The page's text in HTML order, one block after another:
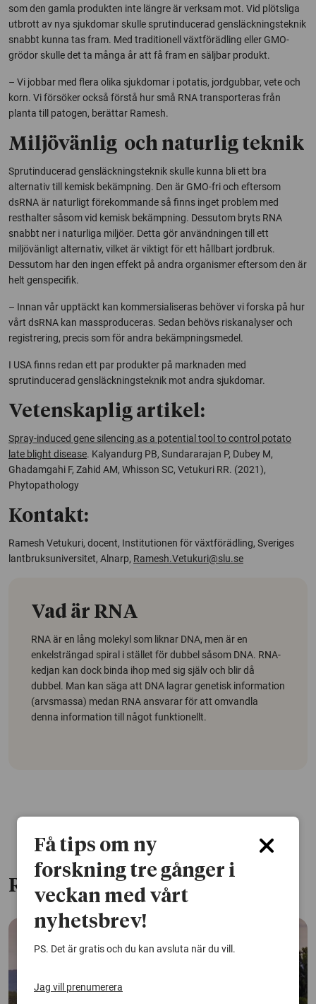
som den gamla produkten inte längre är verksam mot. Vid plötsliga
utbrott av nya sjukdomar skulle sprutinducerad gensläckningsteknik
snabbt kunna tas fram. Med traditionell växtförädling eller GMO-
grödor skulle det ta många år att få fram en säljbar produkt.
– Vi jobbar med flera olika sjukdomar i potatis, jordgubbar, vete och
korn. Vi försöker också förstå hur små RNA transporteras från
planta till patogen, berättar Ramesh.
Miljövänlig och naturlig teknik
Sprutinducerad gensläckningsteknik skulle kunna bli ett bra
alternativ till kemisk bekämpning. Den är GMO-fri och eftersom
dsRNA är naturligt förekommande så finns inget problem med
resthalter såsom vid kemisk bekämpning. Dessutom bryts RNA
snabbt ner i naturliga miljöer. Detta gör användningen till ett
miljövänligt alternativ, vilket är viktigt för ett hållbart jordbruk.
Dessutom har den ingen effekt på andra organismer eftersom den är
helt genspecifik.
– Innan vår upptäckt kan kommersialiseras behöver vi forska på hur
vårt dsRNA kan massproduceras. Sedan behövs riskanalyser och
registrering, precis som för andra bekämpningsmedel.
I USA finns redan ett par produkter på marknaden med
sprutinducerad gensläckningsteknik mot andra sjukdomar.
Vetenskaplig artikel:
Spray-induced gene silencing as a potential tool to control potato
late blight disease. Kalyandurg PB, Sundararajan P, Dubey M,
Ghadamgahi F, Zahid AM, Whisson SC, Vetukuri RR. (2021),
Phytopathology
Kontakt:
Ramesh Vetukuri, docent, Institutionen för växtförädling, Sveriges
lantbruksuniversitet, Alnarp, Ramesh.Vetukuri@slu.se
Vad är RNA
RNA är en lång molekyl som liknar DNA, men är en
enkelsträngad spiral i stället för dubbel såsom DNA. RNA-
kedjan kan dock binda ihop med sig själv och blir då
dubbel. Man kan säga att DNA lagrar genetisk information
(arvsmassa) medan RNA ansvarar för att omvandla
denna information till något funktionellt.
Relaterade artiklar
Få tips om ny
forskning tre gånger i
veckan med vårt
nyhetsbrev!
PS. Det är gratis och du kan avsluta när du vill.
Jag vill prenumerera